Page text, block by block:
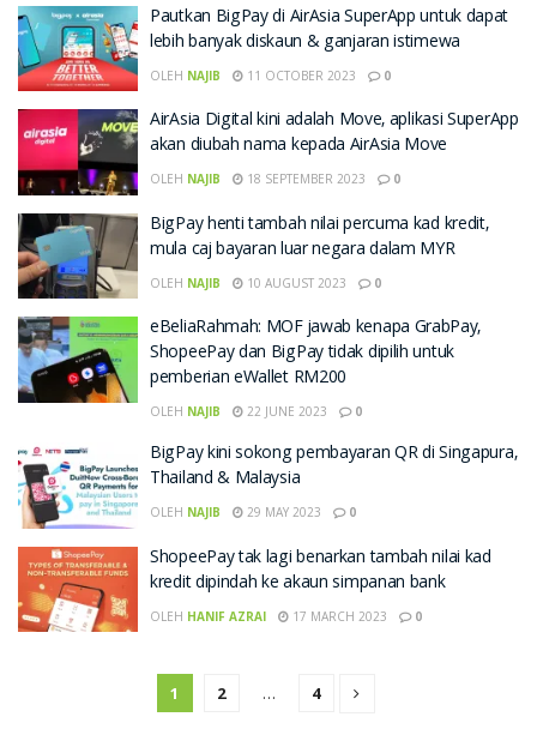
Pautkan BigPay di AirAsia SuperApp untuk dapat
lebih banyak diskaun & ganjaran istimewa
OLEH NAJIB 11 OCTOBER 2023 0
AirAsia Digital kini adalah Move, aplikasi SuperApp
akan diubah nama kepada AirAsia Move
OLEH NAJIB 18 SEPTEMBER 2023 0
BigPay henti tambah nilai percuma kad kredit,
mula caj bayaran luar negara dalam MYR
OLEH NAJIB 10 AUGUST 2023 0
eBeliaRahmah: MOF jawab kenapa GrabPay,
ShopeePay dan BigPay tidak dipilih untuk
pemberian eWallet RM200
OLEH NAJIB 22 JUNE 2023 0
BigPay kini sokong pembayaran QR di Singapura,
Thailand & Malaysia
OLEH NAJIB 29 MAY 2023 0
ShopeePay tak lagi benarkan tambah nilai kad
kredit dipindah ke akaun simpanan bank
OLEH HANIF AZRAI 17 MARCH 2023 0
1 2 … 4